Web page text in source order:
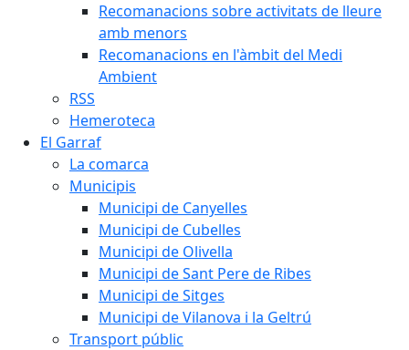
Recomanacions sobre activitats de lleure
amb menors
Recomanacions en l'àmbit del Medi
Ambient
RSS
Hemeroteca
El Garraf
La comarca
Municipis
Municipi de Canyelles
Municipi de Cubelles
Municipi de Olivella
Municipi de Sant Pere de Ribes
Municipi de Sitges
Municipi de Vilanova i la Geltrú
Transport públic